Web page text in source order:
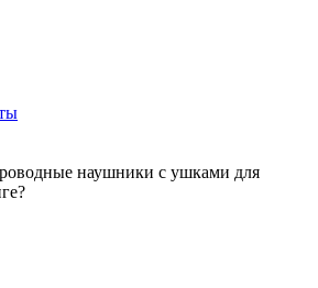
наушники с ушками для